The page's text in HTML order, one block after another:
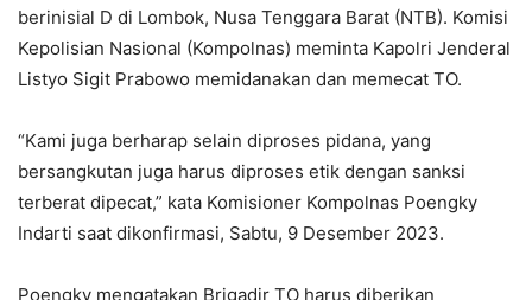
berinisial D di Lombok, Nusa Tenggara Barat (NTB). Komisi
Kepolisian Nasional (Kompolnas) meminta Kapolri Jenderal
Listyo Sigit Prabowo memidanakan dan memecat TO.
“Kami juga berharap selain diproses pidana, yang
bersangkutan juga harus diproses etik dengan sanksi
terberat dipecat,” kata Komisioner Kompolnas Poengky
Indarti saat dikonfirmasi, Sabtu, 9 Desember 2023.
Poengky mengatakan Brigadir TO harus diberikan